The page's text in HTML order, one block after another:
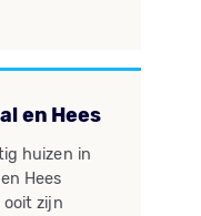
en Hees
huizen in
Hees
zijn